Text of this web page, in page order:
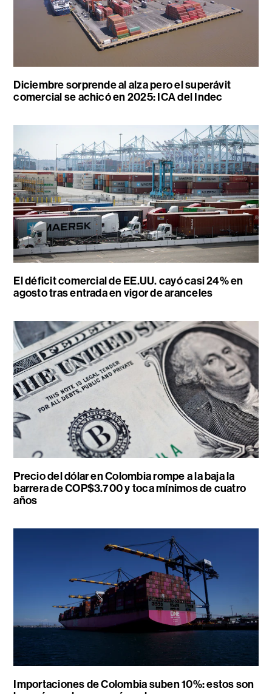
Diciembre sorprende al alza pero el superávit
comercial se achicó en 2025: ICA del Indec
El déficit comercial de EE.UU. cayó casi 24% en
agosto tras entrada en vigor de aranceles
Precio del dólar en Colombia rompe a la baja la
barrera de COP$3.700 y toca mínimos de cuatro
años
Importaciones de Colombia suben 10%: estos son